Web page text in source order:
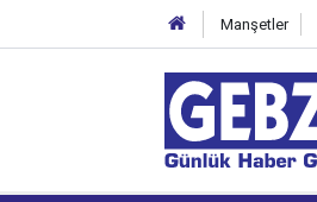
Manşetler